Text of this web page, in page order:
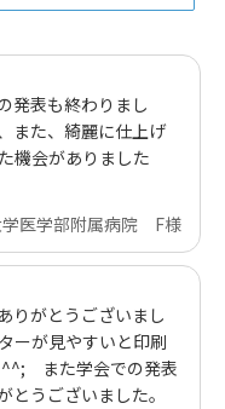
発表も終わりまし
また、綺麗に仕上げ
機会がありました
学医学部附属病院 F様
りがとうございまし
ーが見やすいと印刷
^^; また学会での発表
うございました。